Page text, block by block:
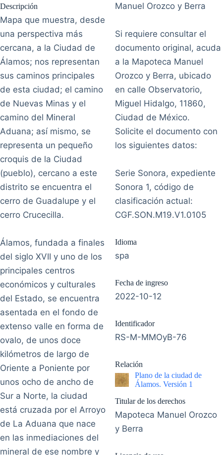
Descripción
Mapa que muestra, desde
una perspectiva más
cercana, a la Ciudad de
Álamos; nos representan
sus caminos principales
de esta ciudad; el camino
de Nuevas Minas y el
camino del Mineral
Aduana; así mismo, se
representa un pequeño
croquis de la Ciudad
(pueblo), cercano a este
distrito se encuentra el
cerro de Guadalupe y el
cerro Crucecilla.
Álamos, fundada a finales
del siglo XVII y uno de los
principales centros
económicos y culturales
del Estado, se encuentra
asentada en el fondo de
extenso valle en forma de
ovalo, de unos doce
kilómetros de largo de
Oriente a Poniente por
unos ocho de ancho de
Sur a Norte, la ciudad
está cruzada por el Arroyo
de La Aduana que nace
en las inmediaciones del
mineral de ese nombre y
Manuel Orozco y Berra
Si requiere consultar el
documento original, acuda
a la Mapoteca Manuel
Orozco y Berra, ubicado
en calle Observatorio,
Miguel Hidalgo, 11860,
Ciudad de México.
Solicite el documento con
los siguientes datos:
Serie Sonora, expediente
Sonora 1, código de
clasificación actual:
CGF.SON.M19.V1.0105
Idioma
spa
Fecha de ingreso
2022-10-12
Identificador
RS-M-MMOyB-76
Relación
Plano de la ciudad de
Álamos. Versión 1
Titular de los derechos
Mapoteca Manuel Orozco
y Berra